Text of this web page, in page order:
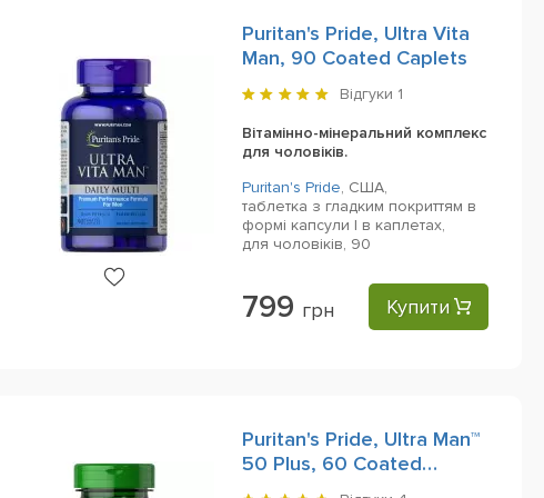
Puritan's Pride, Ultra Vita
Man, 90 Coated Caplets
Відгуки 1
Вітамінно-мінеральний комплекс
для чоловіків.
Puritan's Pride, США,
таблетка з гладким покриттям в
формі капсули | в каплетах,
для чоловіків, 90
799 грн Купити
Puritan's Pride, Ultra Man™
50 Plus, 60 Сoated
Сaplets